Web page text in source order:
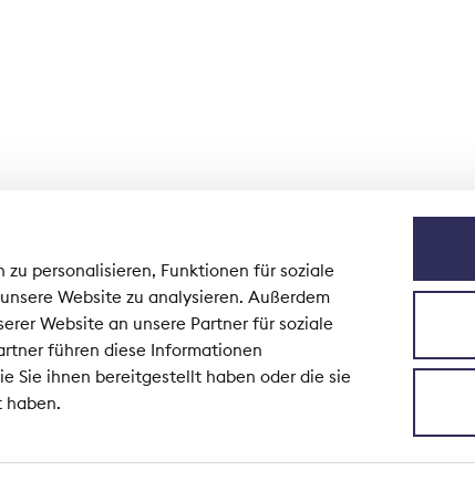
personalisieren, Funktionen für soziale
Website zu analysieren. Außerdem
Website an unsere Partner für soziale
führen diese Informationen
Sie ihnen bereitgestellt haben oder die sie
haben.
ASA
Strasse 14
ImpressumProtezione dei dati© 2026